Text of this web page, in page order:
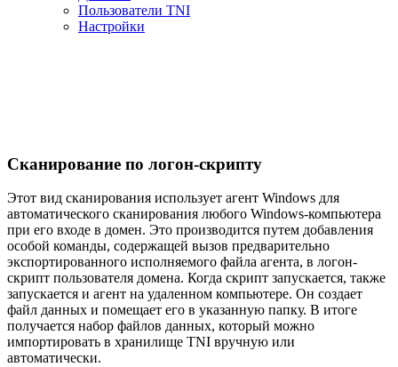
Пользователи TNI
Настройки
Сканирование по логон-скрипту
Этот вид сканирования использует агент Windows для
автоматического сканирования любого Windows-компьютера
при его входе в домен. Это производится путем добавления
особой команды, содержащей вызов предварительно
экспортированного исполняемого файла агента, в логон-
скрипт пользователя домена. Когда скрипт запускается, также
запускается и агент на удаленном компьютере. Он создает
файл данных и помещает его в указанную папку. В итоге
получается набор файлов данных, который можно
импортировать в хранилище TNI вручную или
автоматически.